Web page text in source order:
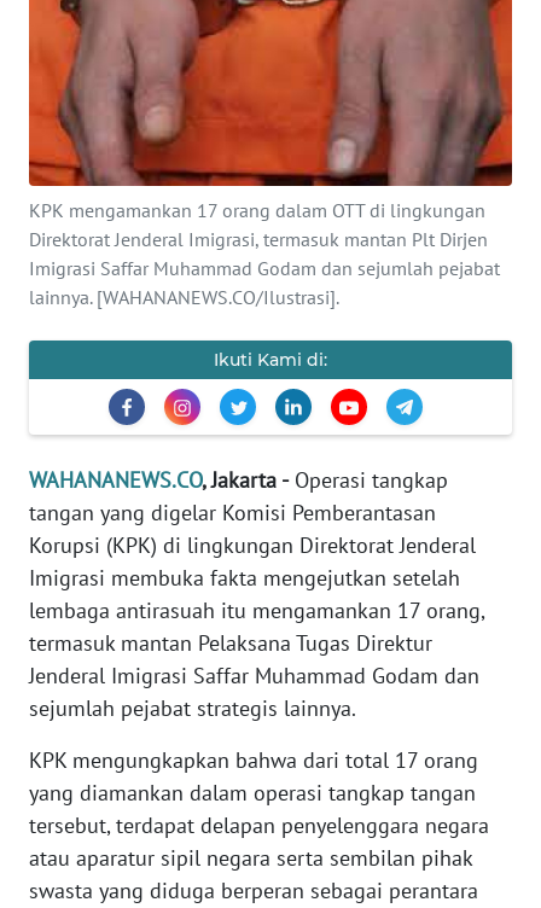
KPK mengamankan 17 orang dalam OTT di lingkungan
Direktorat Jenderal Imigrasi, termasuk mantan Plt Dirjen
Imigrasi Saffar Muhammad Godam dan sejumlah pejabat
lainnya. [WAHANANEWS.CO/Ilustrasi].
Ikuti Kami di:
WAHANANEWS.CO, Jakarta -Operasi tangkap
tangan yang digelar Komisi Pemberantasan
Korupsi (KPK) di lingkungan Direktorat Jenderal
Imigrasi membuka fakta mengejutkan setelah
lembaga antirasuah itu mengamankan 17 orang,
termasuk mantan Pelaksana Tugas Direktur
Jenderal Imigrasi Saffar Muhammad Godam dan
sejumlah pejabat strategis lainnya.
KPK mengungkapkan bahwa dari total 17 orang
yang diamankan dalam operasi tangkap tangan
tersebut, terdapat delapan penyelenggara negara
atau aparatur sipil negara serta sembilan pihak
swasta yang diduga berperan sebagai perantara
KESEHATAN
INTERNASIONAL
SERBA-SERBI
PENDIDIKAN
OLAHRAGA
OPINI
Informasi
INDEKS
BERITA
KONTAK
KAMI
IKLAN
TENTANG
KAMI